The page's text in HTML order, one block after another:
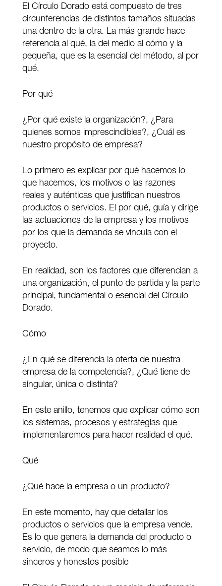
El Círculo Dorado está compuesto de tres
circunferencias de distintos tamaños situadas
una dentro de la otra. La más grande hace
referencia al qué, la del medio al cómo y la
pequeña, que es la esencial del método, al por
qué.
Por qué
¿Por qué existe la organización?, ¿Para
quienes somos imprescindibles?, ¿Cuál es
nuestro propósito de empresa?
Lo primero es explicar por qué hacemos lo
que hacemos, los motivos o las razones
reales y auténticas que justifican nuestros
productos o servicios. El por qué, guía y dirige
las actuaciones de la empresa y los motivos
por los que la demanda se vincula con el
proyecto.
En realidad, son los factores que diferencian a
una organización, el punto de partida y la parte
principal, fundamental o esencial del Círculo
Dorado.
Cómo
¿En qué se diferencia la oferta de nuestra
empresa de la competencia?, ¿Qué tiene de
singular, única o distinta?
En este anillo, tenemos que explicar cómo son
los sistemas, procesos y estrategias que
implementaremos para hacer realidad el qué.
Qué
¿Qué hace la empresa o un producto?
En este momento, hay que detallar los
productos o servicios que la empresa vende.
Es lo que genera la demanda del producto o
servicio, de modo que seamos lo más
sinceros y honestos posible